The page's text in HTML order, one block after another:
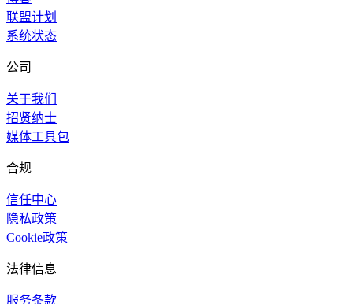
联盟计划
系统状态
公司
关于我们
招贤纳士
媒体工具包
合规
信任中心
隐私政策
Cookie政策
法律信息
服务条款